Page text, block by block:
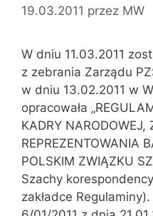
19.03.2011 przez MW
W dniu 11.03.2011
z zebrania Zarządu
w dniu 13.02.2011 w
opracowała
KADRY NARODOWEJ,
REPREZENTOWANIA
POLSKIM ZWIĄZKU
Szachy
zakładce